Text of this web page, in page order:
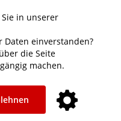
in unserer
Daten einverstanden?
die Seite
machen.
Intranet THWS Store